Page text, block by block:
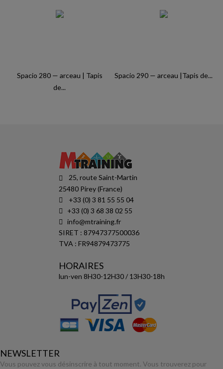
Spacio 280 — arceau | Tapis
de...
Spacio 290 — arceau |Tapis de...
25, route Saint-Martin
25480 Pirey (France)
+33 (0) 3 81 55 55 04
+33 (0) 3 68 38 02 55
info@mtraining.fr
SIRET : 87947377500036
TVA : FR94879473775
HORAIRES
lun-ven 8H30-12H30 / 13H30-18h
NEWSLETTER
Vous pouvez vous désinscrire à tout moment. Vous trouverez pour